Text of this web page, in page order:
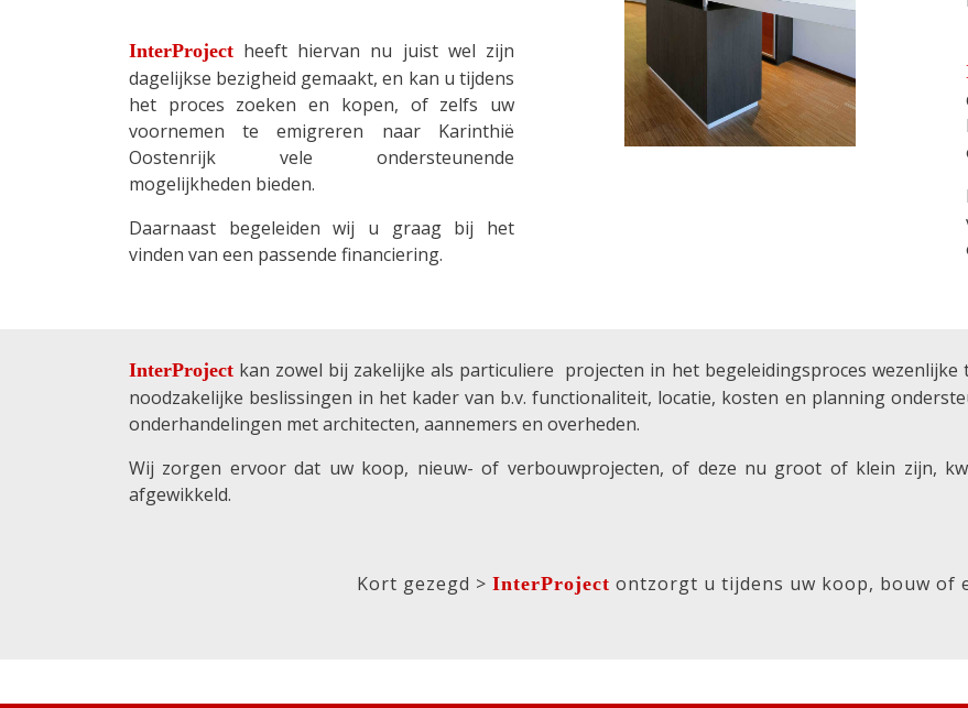
InterProject heeft hiervan nu juist wel zijn
dagelijkse bezigheid gemaakt, en kan u tijdens
het proces zoeken en kopen, of zelfs uw
voornemen te emigreren naar Karinthië
Oostenrijk vele ondersteunende
mogelijkheden bieden.
Daarnaast begeleiden wij u graag bij het
vinden van een passende financiering.
InterProject kan zowel bij zakelijke als particuliere projecten in het begeleidingsproces
noodzakelijke beslissingen in het kader van b.v. functionaliteit, locatie, kosten en planning
onderhandelingen met architecten, aannemers en overheden.
Wij zorgen ervoor dat uw koop, nieuw- of verbouwprojecten, of deze nu groot of klein zijn,
afgewikkeld.
Kort gezegd > InterProject ontzorgt u tijdens uw koop, bouw of